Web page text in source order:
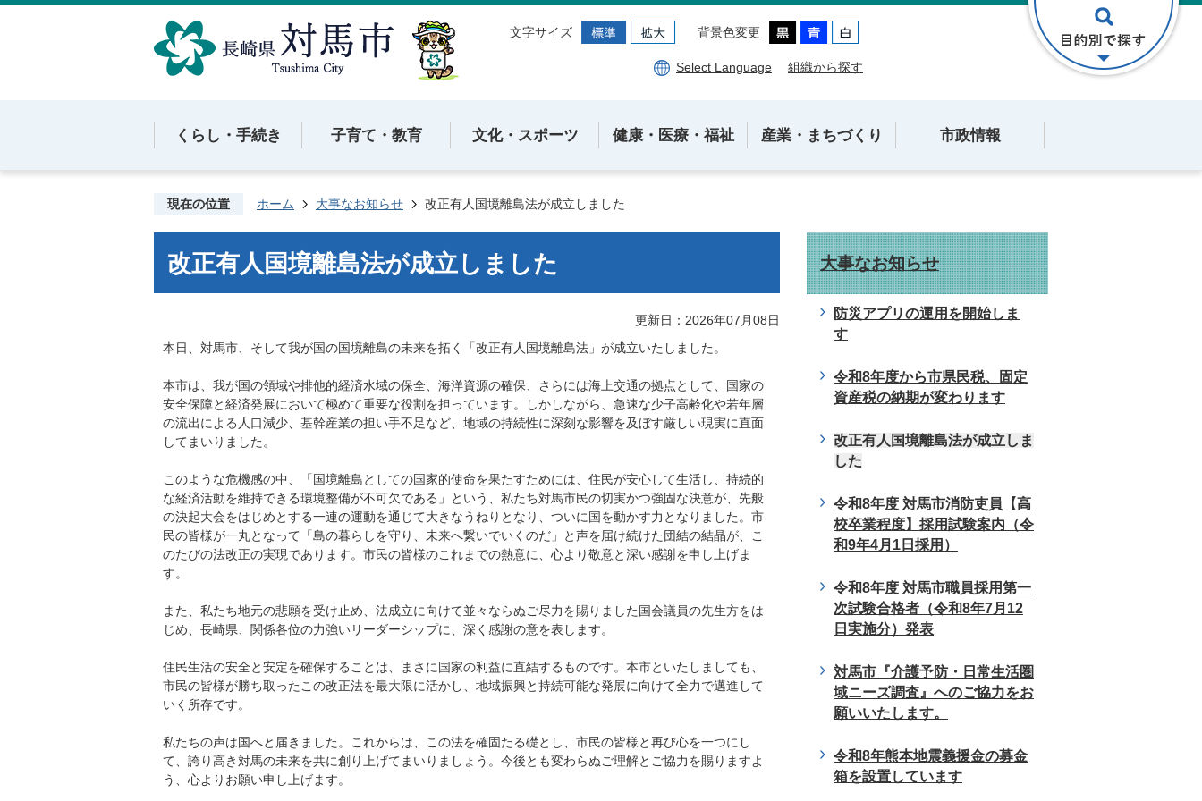
文字サイズ 背景色変更
Select Language 組織から探す
くらし・手続き 子育て・教育 文化・スポーツ 健康・医療・福祉 産業・まちづくり 市政情報
現在の位置 ホーム 大事なお知らせ 改正有人国境離島法が成立しました
改正有人国境離島法が成立しました
更新日：2026年07月08日
本日、対馬市、そして我が国の国境離島の未来を拓く「改正有人国境離島法」が成立いたしました。
本市は、我が国の領域や排他的経済水域の保全、海洋資源の確保、さらには海上交通の拠点として、国家の
安全保障と経済発展において極めて重要な役割を担っています。しかしながら、急速な少子高齢化や若年層
の流出による人口減少、基幹産業の担い手不足など、地域の持続性に深刻な影響を及ぼす厳しい現実に直面
してまいりました。
このような危機感の中、「国境離島としての国家的使命を果たすためには、住民が安心して生活し、持続的
な経済活動を維持できる環境整備が不可欠である」という、私たち対馬市民の切実かつ強固な決意が、先般
の決起大会をはじめとする一連の運動を通じて大きなうねりとなり、ついに国を動かす力となりました。市
民の皆様が一丸となって「島の暮らしを守り、未来へ繋いでいくのだ」と声を届け続けた団結の結晶が、こ
のたびの法改正の実現であります。市民の皆様のこれまでの熱意に、心より敬意と深い感謝を申し上げま
す。
また、私たち地元の悲願を受け止め、法成立に向けて並々ならぬご尽力を賜りました国会議員の先生方をは
じめ、長崎県、関係各位の力強いリーダーシップに、深く感謝の意を表します。
住民生活の安全と安定を確保することは、まさに国家の利益に直結するものです。本市といたしましても、
市民の皆様が勝ち取ったこの改正法を最大限に活かし、地域振興と持続可能な発展に向けて全力で邁進して
いく所存です。
私たちの声は国へと届きました。これからは、この法を確固たる礎とし、市民の皆様と再び心を一つにし
て、誇り高き対馬の未来を共に創り上げてまいりましょう。今後とも変わらぬご理解とご協力を賜りますよ
う、心よりお願い申し上げます。
大事なお知らせ
防災アプリの運用を開始しま
す
令和8年度から市県民税、固定
資産税の納期が変わります
改正有人国境離島法が成立しま
した
令和8年度 対馬市消防吏員【高
校卒業程度】採用試験案内（令
和9年4月1日採用）
令和8年度 対馬市職員採用第一
次試験合格者（令和8年7月12
日実施分）発表
対馬市『介護予防・日常生活圏
域ニーズ調査』へのご協力をお
願いいたします。
令和8年熊本地震義援金の募金
箱を設置しています